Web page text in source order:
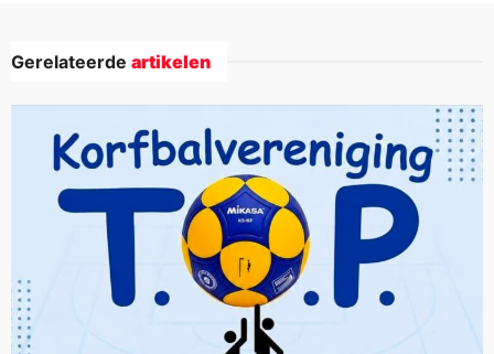
Gerelateerde artikelen